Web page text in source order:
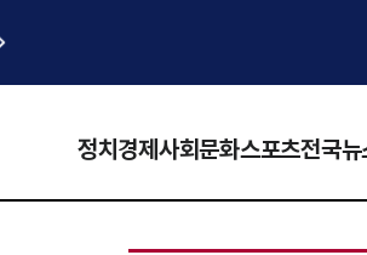
정치 경제사회문화스포츠전국뉴